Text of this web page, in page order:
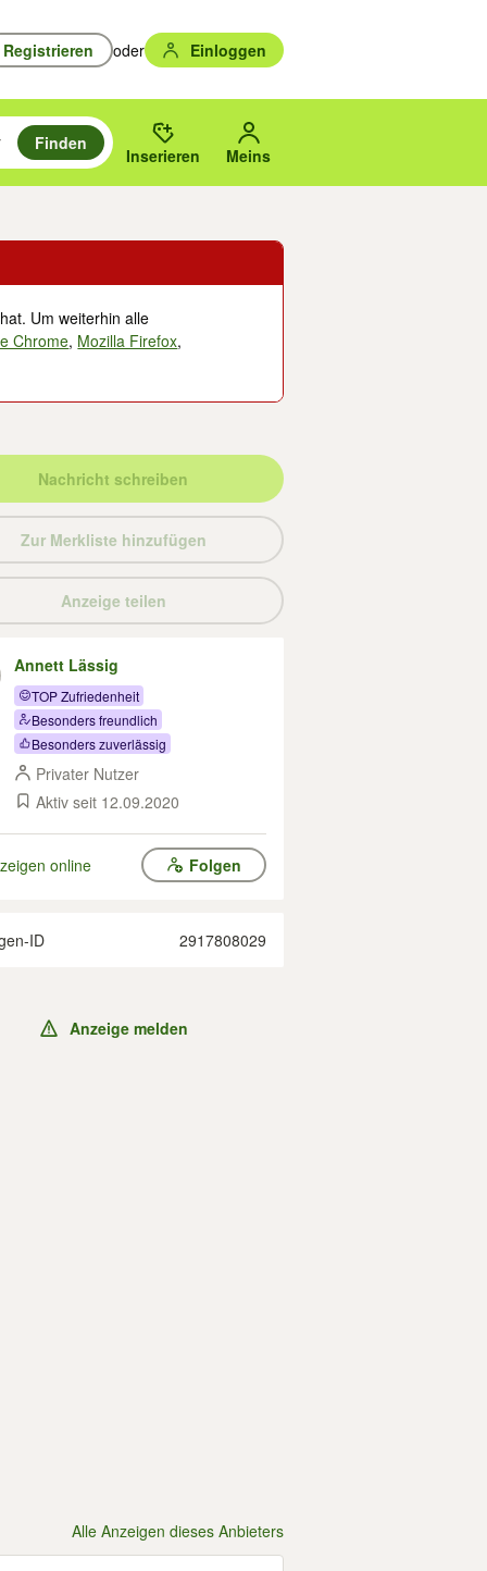
Registrieren oder Einloggen
und mit Eingabetaste auswählen.
zu suchen, oder Vorschläge mit den Pfeiltasten nach oben/
gewählten Orts oder PLZ.
Finden
Inserieren Meins
Um weiterhin alle
Chrome, Mozilla Firefox,
Nachricht schreiben
Zur Merkliste hinzufügen
Anzeige teilen
Annett Lässig
TOP Zufriedenheit
Besonders freundlich
Besonders zuverlässig
Privater Nutzer
Aktiv seit 12.09.2020
online Folgen
ID 2917808029
Anzeige melden
Alle Anzeigen dieses Anbieters